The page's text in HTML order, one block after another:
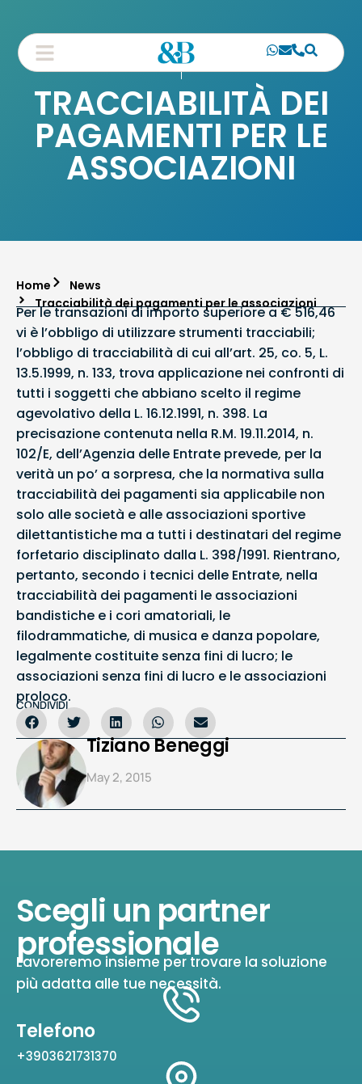
TRACCIABILITÀ DEI
PAGAMENTI PER LE
ASSOCIAZIONI
Home
News
Tracciabilità dei pagamenti per le associazioni
Per le transazioni di importo superiore a € 516,46
vi è l’obbligo di utilizzare strumenti tracciabili;
l’obbligo di tracciabilità di cui all’art. 25, co. 5, L.
13.5.1999, n. 133, trova applicazione nei confronti di
tutti i soggetti che abbiano scelto il regime
agevolativo della L. 16.12.1991, n. 398. La
precisazione contenuta nella R.M. 19.11.2014, n.
102/E, dell’Agenzia delle Entrate prevede, per la
verità un po’ a sorpresa, che la normativa sulla
tracciabilità dei pagamenti sia applicabile non
solo alle società e alle associazioni sportive
dilettantistiche ma a tutti i destinatari del regime
forfetario disciplinato dalla L. 398/1991. Rientrano,
pertanto, secondo i tecnici delle Entrate, nella
tracciabilità dei pagamenti le associazioni
bandistiche e i cori amatoriali, le
filodrammatiche, di musica e danza popolare,
legalmente costituite senza fini di lucro; le
associazioni senza fini di lucro e le associazioni
proloco.
CONDIVIDI
Tiziano Beneggi
May 2, 2015
Scegli un partner
professionale
Lavoreremo insieme per trovare la soluzione
più adatta alle tue necessità.
Telefono
+3903621731370